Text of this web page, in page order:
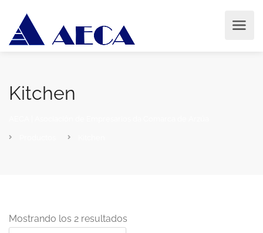
Kitchen
Mostrando los 2 resultados